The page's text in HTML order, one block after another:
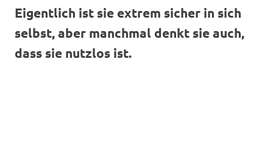
Eigentlich ist sie extrem sicher in sich
selbst, aber manchmal denkt sie auch,
dass sie nutzlos ist.